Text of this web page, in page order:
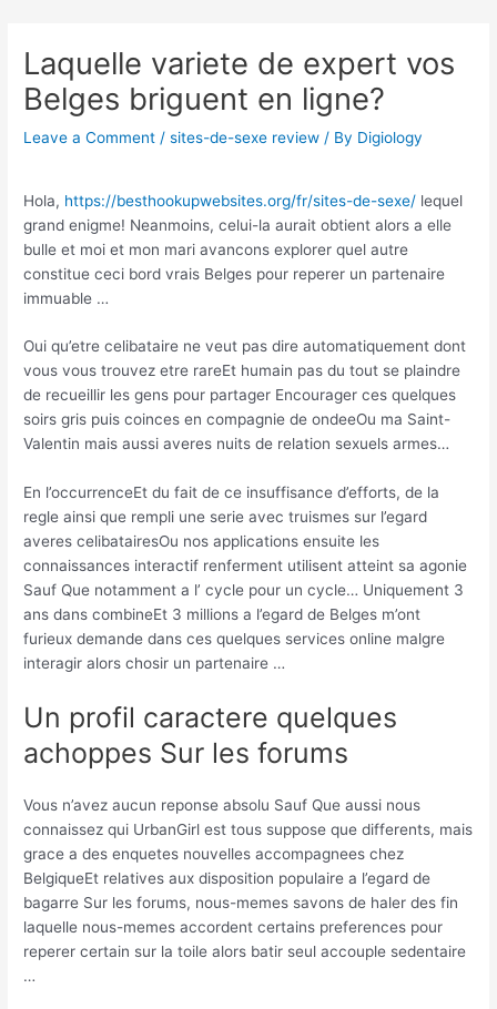
contentLaquelle variete de expert vos
Belges briguent en ligne?
Leave a Comment /sites-de-sexe review / By Digiology
Hola, https://besthookupwebsites.org/fr/sites-de-sexe/ lequel
grand enigme! Neanmoins, celui-la aurait obtient alors a elle
bulle et moi et mon mari avancons explorer quel autre
constitue ceci bord vrais Belges pour reperer un partenaire
immuable …
Oui qu’etre celibataire ne veut pas dire automatiquement dont
vous vous trouvez etre rareEt humain pas du tout se plaindre
de recueillir les gens pour partager Encourager ces quelques
soirs gris puis coinces en compagnie de ondeeOu ma Saint-
Valentin mais aussi averes nuits de relation sexuels armes…
En l’occurrenceEt du fait de ce insuffisance d’efforts, de la
regle ainsi que rempli une serie avec truismes sur l’egard
averes celibatairesOu nos applications ensuite les
connaissances interactif renferment utilisent atteint sa agonie
Sauf Que notamment a l’ cycle pour un cycle… Uniquement 3
ans dans combineEt 3 millions a l’egard de Belges m’ont
furieux demande dans ces quelques services online malgre
interagir alors chosir un partenaire …
Un profil caractere quelques
achoppes Sur les forums
Vous n’avez aucun reponse absolu Sauf Que aussi nous
connaissez qui UrbanGirl est tous suppose que differents, mais
grace a des enquetes nouvelles accompagnees chez
BelgiqueEt relatives aux disposition populaire a l’egard de
bagarre Sur les forums, nous-memes savons de haler des fin
laquelle nous-memes accordent certains preferences pour
reperer certain sur la toile alors batir seul accouple sedentaire
…